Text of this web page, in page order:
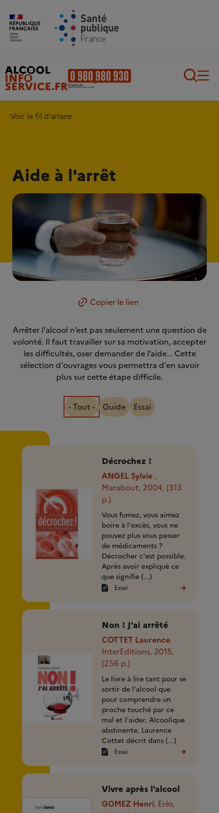
Aller au contenu principal
Voir le fil d'ariane
Aide à l'arrêt
Copier le lien
Arrêter l'alcool n’est pas seulement une question de
volonté. Il faut travailler sur sa motivation, accepter
les difficultés, oser demander de l’aide... Cette
sélection d'ouvrages vous permettra d'en savoir
plus sur cette étape difficile.
- Tout - Guide Essai
Décrochez !
ANGEL Sylvie ,
Marabout, 2004,(313
p.)
Vous fumez, vous aimez
boire à l'excès, vous ne
pouvez plus vous passer
de médicaments ?
Décrocher c'est possible.
Après avoir expliqué ce
que signifie (...)
Essai
Non ! J'ai arrêté
COTTET Laurence,
InterEditions, 2015,
(256 p.)
Le livre à lire tant pour se
sortir de l'alcool que
pour comprendre un
proche touché par ce
mal et l'aider. Alcoolique
abstinente, Laurence
Cottet décrit dans (...)
Essai
Vivre après l'alcool
GOMEZ Henri, Erès,